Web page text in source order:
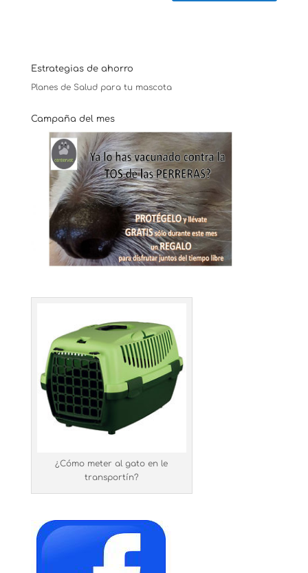
Estrategias de ahorro
Planes de Salud para tu mascota
Campaña del mes
¿Cómo meter al gato en le
transportín?